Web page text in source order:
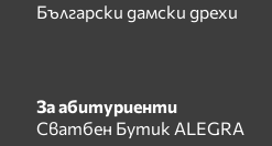
Български дамски дрехи
За абитуриенти
Сватбен Бутик ALEGRA